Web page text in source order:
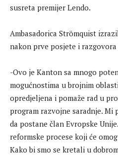
susreta premijer Lendo.
Ambasadorica Strömquist
nakon prve posjete i razgovora
-Ovo je Kanton sa mnogo
mogućnostima u brojnim
opredjeljena i pomaže rad u
program razvojne saradnje. Mi
da postane član Evropske
reformske procese koji će
Kako bi smo se kretali u